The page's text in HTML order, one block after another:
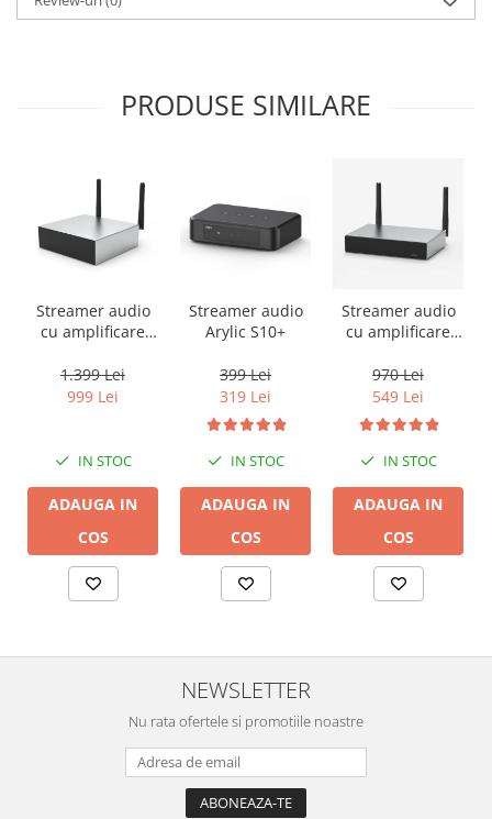
PRODUSE SIMILARE
Streamer audio
cu amplificare
A50+, LAN /Wi-Fi
/Bluetooth,
1.399 Lei
999 Lei
IN STOC
ADAUGA IN
COS
Streamer audio
Arylic S10+
399 Lei
319 Lei
IN STOC
ADAUGA IN
COS
Streamer audio
cu amplificare
A30+, LAN /Wi-Fi
/Bluetooth,
24bit/192kHz,
Multiroom
970 Lei
549 Lei
IN STOC
ADAUGA IN
COS
NEWSLETTER
Nu rata ofertele si promotiile noastre